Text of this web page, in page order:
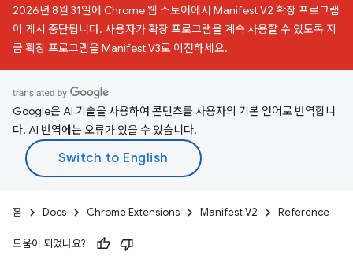
2026년 8월 31일에 Chrome 웹 스토어에서 Manifest V2 확장 프로그램
이 게시 중단됩니다. 사용자가 확장 프로그램을 계속 사용할 수 있도록 지
금 확장 프로그램을 Manifest V3로 이전하세요.
Google은 AI 기술을 사용하여 콘텐츠를 사용자의 기본 언어로 번역합니
다. AI 번역에는 오류가 있을 수 있습니다.
홈 Docs Chrome Extensions Manifest V2 Reference
도움이 되었나요?